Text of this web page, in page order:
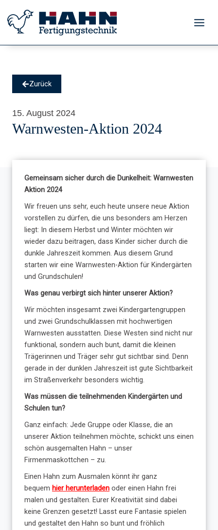
Inhalt
springen
Zurück
15. August 2024
Warnwesten-Aktion 2024
Gemeinsam sicher durch die Dunkelheit: Warnwesten
Aktion 2024
Wir freuen uns sehr, euch heute unsere neue Aktion
vorstellen zu dürfen, die uns besonders am Herzen
liegt: In diesem Herbst und Winter möchten wir
wieder dazu beitragen, dass Kinder sicher durch die
dunkle Jahreszeit kommen. Aus diesem Grund
starten wir eine Warnwesten-Aktion für Kindergärten
und Grundschulen!
Was genau verbirgt sich hinter unserer Aktion?
Wir möchten insgesamt zwei Kindergartengruppen
und zwei Grundschulklassen mit hochwertigen
Warnwesten ausstatten. Diese Westen sind nicht nur
funktional, sondern auch bunt, damit die kleinen
Trägerinnen und Träger sehr gut sichtbar sind. Denn
gerade in der dunklen Jahreszeit ist gute Sichtbarkeit
im Straßenverkehr besonders wichtig.
Was müssen die teilnehmenden Kindergärten und
Schulen tun?
Ganz einfach: Jede Gruppe oder Klasse, die an
unserer Aktion teilnehmen möchte, schickt uns einen
schön ausgemalten Hahn – unser
Firmenmaskottchen – zu.
Einen Hahn zum Ausmalen könnt ihr ganz
bequem hier herunterladen oder einen Hahn frei
malen und gestalten. Eurer Kreativität sind dabei
keine Grenzen gesetzt! Lasst eure Fantasie spielen
und gestaltet den Hahn so bunt und fröhlich